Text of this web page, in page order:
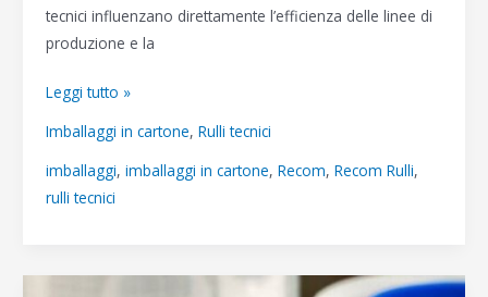
tecnici influenzano direttamente l’efficienza delle linee di
produzione e la
RULLI
IMBALLAGGI
IN
CRITICO
Leggi tutto »
Imballaggi in cartone, Rulli tecnici
imballaggi, imballaggi in cartone, Recom, Recom Rulli,
rulli tecnici